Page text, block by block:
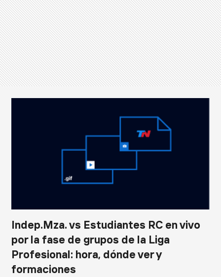
Indep.Mza. vs Estudiantes RC en vivo
por la fase de grupos de la Liga
Profesional: hora, dónde ver y
formaciones